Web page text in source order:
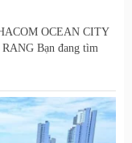
OCEAN CITY
Bạn đang tìm